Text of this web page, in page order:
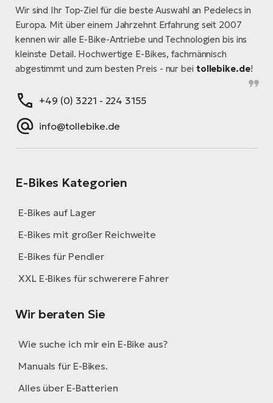
Wir sind Ihr Top-Ziel für die beste Auswahl an Pedelecs in
Europa. Mit über einem Jahrzehnt Erfahrung seit 2007
kennen wir alle E-Bike-Antriebe und Technologien bis ins
kleinste Detail. Hochwertige E-Bikes, fachmännisch
abgestimmt und zum besten Preis - nur bei tollebike.de!
+49 (0) 3221 - 224 3155
info@tollebike.de
E-Bikes Kategorien
E-Bikes auf Lager
E-Bikes mit großer Reichweite
E-Bikes für Pendler
XXL E-Bikes für schwerere Fahrer
Wir beraten Sie
Wie suche ich mir ein E-Bike aus?
Manuals für E-Bikes.
Alles über E-Batterien